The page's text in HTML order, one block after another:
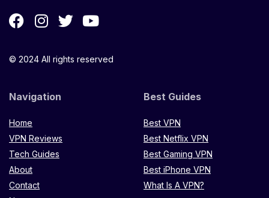
© 2024 All rights reserved
Navigation
Home
VPN Reviews
Tech Guides
About
Contact
Best Guides
Best VPN
Best Netflix VPN
Best Gaming VPN
Best iPhone VPN
What Is A VPN?